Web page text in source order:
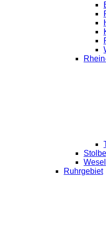
Wesel
Ruhrgebiet